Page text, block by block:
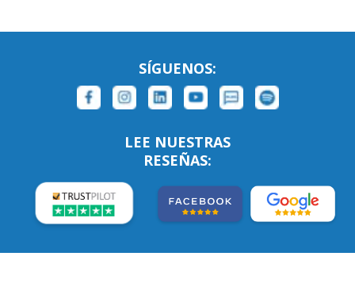
SÍGUENOS:
LEE NUESTRAS
RESEÑAS: